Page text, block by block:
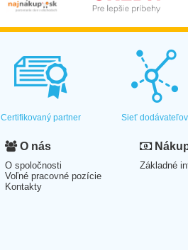
Certifikovaný partner Sieť dodávateľov
O nás
O spoločnosti
Voľné pracovné pozície
Kontakty
Základné